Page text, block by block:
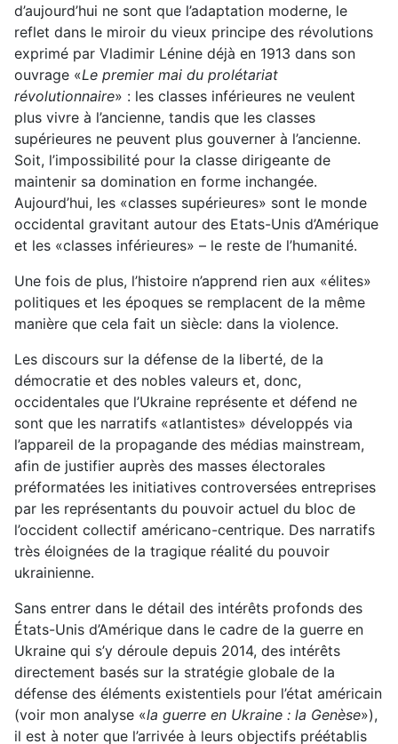
d’aujourd’hui ne sont que l’adaptation moderne, le
reflet dans le miroir du vieux principe des révolutions
exprimé par Vladimir Lénine déjà en 1913 dans son
ouvrage «Le premier mai du prolétariat
révolutionnaire» : les classes inférieures ne veulent
plus vivre à l’ancienne, tandis que les classes
supérieures ne peuvent plus gouverner à l’ancienne.
Soit, l’impossibilité pour la classe dirigeante de
maintenir sa domination en forme inchangée.
Aujourd’hui, les «classes supérieures» sont le monde
occidental gravitant autour des Etats-Unis d’Amérique
et les «classes inférieures» – le reste de l’humanité.
Une fois de plus, l’histoire n’apprend rien aux «élites»
politiques et les époques se remplacent de la même
manière que cela fait un siècle: dans la violence.
Les discours sur la défense de la liberté, de la
démocratie et des nobles valeurs et, donc,
occidentales que l’Ukraine représente et défend ne
sont que les narratifs «atlantistes» développés via
l’appareil de la propagande des médias mainstream,
afin de justifier auprès des masses électorales
préformatées les initiatives controversées entreprises
par les représentants du pouvoir actuel du bloc de
l’occident collectif américano-centrique. Des narratifs
très éloignées de la tragique réalité du pouvoir
ukrainienne.
Sans entrer dans le détail des intérêts profonds des
États-Unis d’Amérique dans le cadre de la guerre en
Ukraine qui s’y déroule depuis 2014, des intérêts
directement basés sur la stratégie globale de la
défense des éléments existentiels pour l’état américain
(voir mon analyse «la guerre en Ukraine : la Genèse»),
il est à noter que l’arrivée à leurs objectifs préétablis